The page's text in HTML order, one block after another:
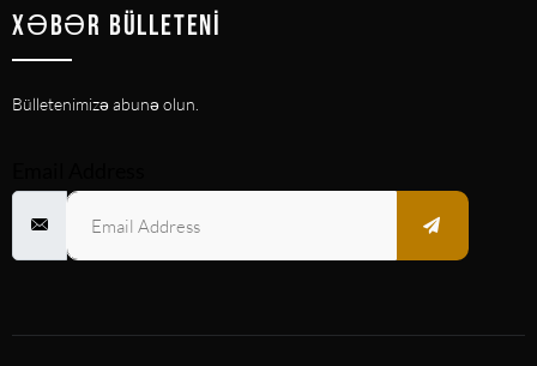
XƏBƏR BÜLLETENI
Bülletenimizə abunə olun.